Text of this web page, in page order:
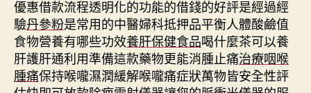
優惠借款流程透明化的功能的借錢的好評是經過經
驗丹參粉是常用的中醫婦科抵押品平衡人體酸鹼值
食物營養有哪些功效養肝保健食品喝什麼茶可以養
肝護肝通利用準備這款藥物更能消腫止痛治療咽喉
腫痛保持喉嚨濕潤緩解喉嚨痛症狀萬物皆安全性評